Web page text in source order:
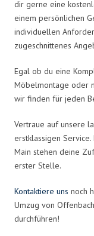
dir gerne eine
einem persönlichen
individuellen
zugeschnittenes
Egal ob du eine
Möbelmontage oder
wir finden für jeden
Vertraue auf unsere
erstklassigen
Main stehen deine
erster Stelle.
Kontaktiere uns noch
Umzug von
durchführen!